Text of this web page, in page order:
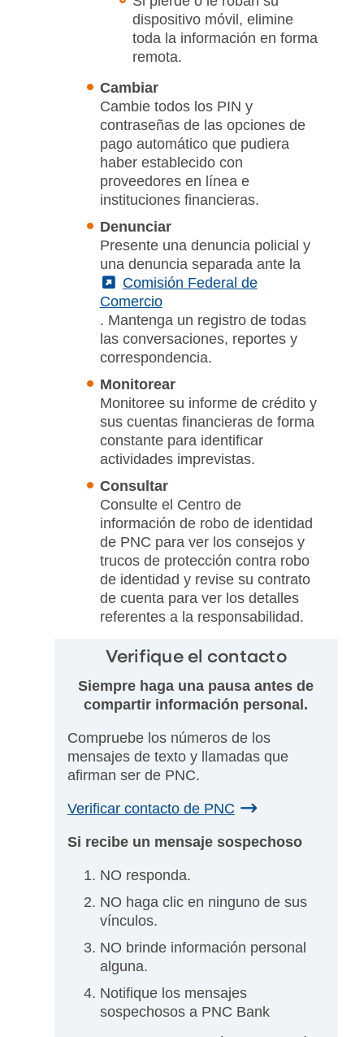
dispositivo móvil, elimine
toda la información en forma
remota.
Cambiar
Cambie todos los PIN y
contraseñas de las opciones de
pago automático que pudiera
haber establecido con
proveedores en línea e
instituciones financieras.
Denunciar
Presente una denuncia policial y
una denuncia separada ante la
(External)
Comisión Federal de
Comercio
. Mantenga un registro de todas
las conversaciones, reportes y
correspondencia.
Monitorear
Monitoree su informe de crédito y
sus cuentas financieras de forma
constante para identificar
actividades imprevistas.
Consultar
Consulte el Centro de
información de robo de identidad
de PNC para ver los consejos y
trucos de protección contra robo
de identidad y revise su contrato
de cuenta para ver los detalles
referentes a la responsabilidad.
Verifique el contacto
Siempre haga una pausa antes de
compartir información personal.
Compruebe los números de los
mensajes de texto y llamadas que
afirman ser de PNC.
Verificar contacto de PNC
Si recibe un mensaje sospechoso
NO responda.
NO haga clic en ninguno de sus
vínculos.
NO brinde información personal
alguna.
Notifique los mensajes
sospechosos a PNC Bank